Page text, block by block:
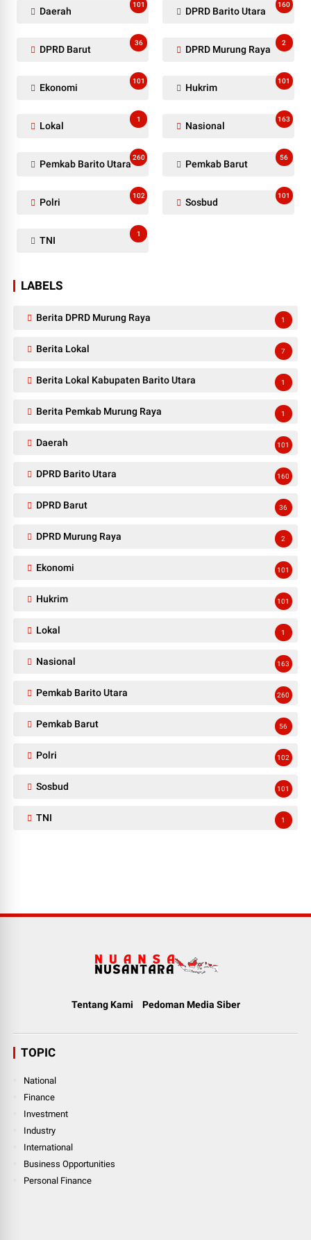
Daerah
101
DPRD Barito Utara
160
DPRD Barut
36
DPRD Murung Raya
2
Ekonomi
101
Hukrim
101
Lokal
1
Nasional
163
Pemkab Barito Utara
260
Pemkab Barut
56
Polri
102
Sosbud
101
TNI
1
LABELS
Berita DPRD Murung Raya 1
Berita Lokal 7
Berita Lokal Kabupaten Barito Utara 1
Berita Pemkab Murung Raya 1
Daerah 101
DPRD Barito Utara 160
DPRD Barut 36
DPRD Murung Raya 2
Ekonomi 101
Hukrim 101
Lokal 1
Nasional 163
Pemkab Barito Utara 260
Pemkab Barut 56
Polri 102
Sosbud 101
TNI 1
Tentang Kami Pedoman Media Siber
TOPIC
National
Finance
Investment
Industry
International
Business Opportunities
Personal Finance